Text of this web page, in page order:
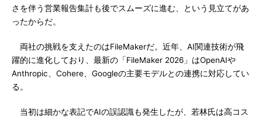
さを伴う営業報告集計も後でスムーズに進む、という見立てがあ
ったからだ。
両社の挑戦を支えたのはFileMakerだ。近年、AI関連技術が飛
躍的に進化しており、最新の「FileMaker 2026」はOpenAIや
Anthropic、Cohere、Googleの主要モデルとの連携に対応してい
る。
当初は細かな表記でAIの誤認識も発生したが、若林氏は高コス